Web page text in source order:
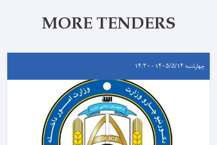
MORE TENDERS
چهارشنبه ۱۴۰۵/۵/۱۴ - ۱۴:۳۰